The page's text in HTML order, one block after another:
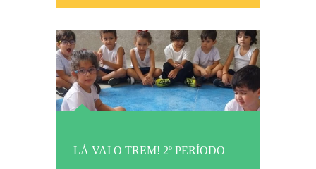
LÁ VAI O TREM! 2º PERÍODO